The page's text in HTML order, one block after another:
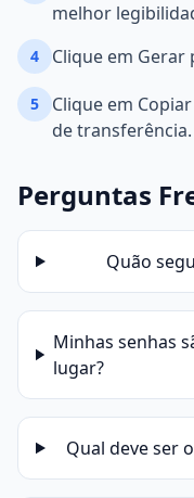
melhor
4 Clique em Gerar
5
Clique em
de transferência.
Perguntas
Quão
Minhas senhas
lugar?
Qual deve ser